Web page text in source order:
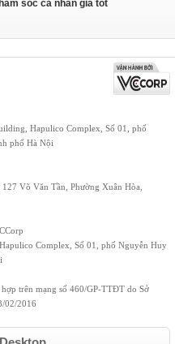
sóc cá nhân giá tốt
Hapulico Complex, Số 01, phố
phố Hà Nội
Võ Văn Tần, Phường Xuân Hòa,
Complex, Số 01, phố Nguyễn Huy
trên mạng số 460/GP-TTĐT do Sở
02/2016